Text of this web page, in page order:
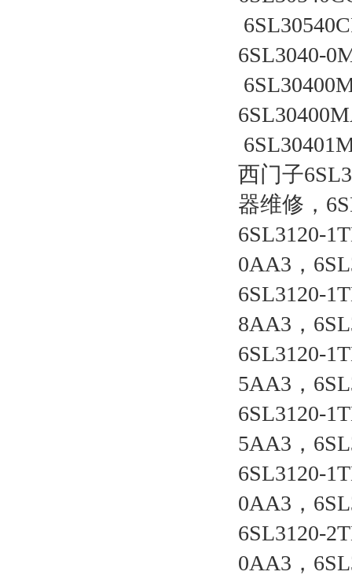
6SL3040-
西门子
器维修，
6SL3120-
0AA3，
6SL3120-
8AA3，
6SL3120-
5AA3，
6SL3120-
5AA3，
6SL3120-
0AA3，
6SL3120-
0AA3，